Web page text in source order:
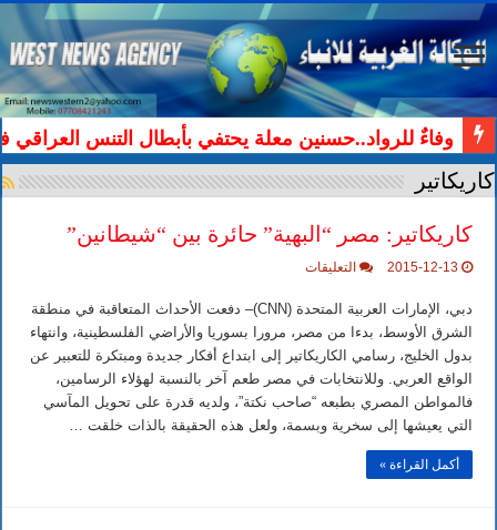
وفاءٌ للرواد..حسنين معلة يحتفي بأبطال التنس العراقي
كاريكاتير
كاريكاتير: مصر “البهية” حائرة بين “شيطانين”
2015-12-13 التعليقات
“البهية”
بين
“شيطانين”
دبي، الإمارات العربية المتحدة (CNN)– دفعت الأحداث المتعاقبة في منطقة
الشرق الأوسط، بدءا من مصر، مرورا بسوريا والأراضي الفلسطينية، وانتهاء
بدول الخليج، رسامي الكاريكاتير إلى ابتداع أفكار جديدة ومبتكرة للتعبير عن
الواقع العربي. وللانتخابات في مصر طعم آخر بالنسبة لهؤلاء الرسامين،
فالمواطن المصري بطبعه “صاحب نكتة”، ولديه قدرة على تحويل المآسي
التي يعيشها إلى سخرية وبسمة، ولعل هذه الحقيقة بالذات خلقت …
أكمل القراءة »